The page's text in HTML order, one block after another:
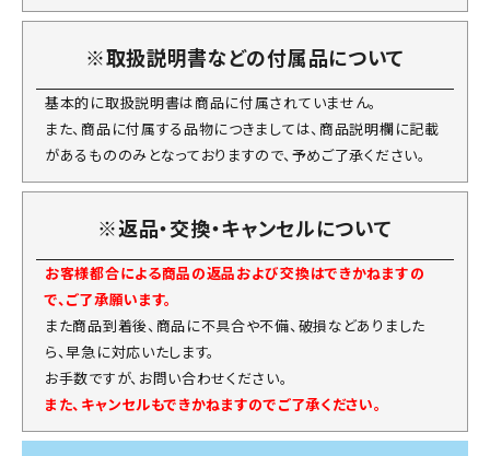
※取扱説明書などの付属品について
基本的に取扱説明書は商品に付属されていません。
また、商品に付属する品物につきましては、商品説明欄に記載
があるもののみとなっておりますので、予めご了承ください。
※返品・交換・キャンセルについて
お客様都合による商品の返品および交換はできかねますの
で、ご了承願います。
また商品到着後、商品に不具合や不備、破損などありました
ら、早急に対応いたします。
お手数ですが、お問い合わせください。
また、キャンセルもできかねますのでご了承ください。